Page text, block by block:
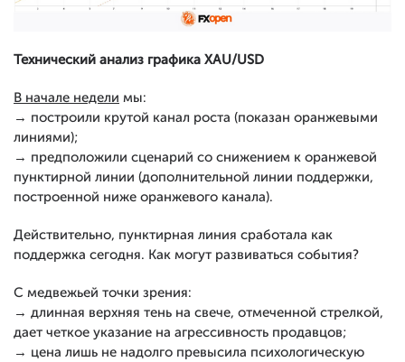
Технический анализ графика XAU/USD
В начале недели мы:
→ построили крутой канал роста (показан оранжевыми
линиями);
→ предположили сценарий со снижением к оранжевой
пунктирной линии (дополнительной линии поддержки,
построенной ниже оранжевого канала).
Действительно, пунктирная линия сработала как
поддержка сегодня. Как могут развиваться события?
С медвежьей точки зрения:
→ длинная верхняя тень на свече, отмеченной стрелкой,
дает четкое указание на агрессивность продавцов;
→ цена лишь не надолго превысила психологическую